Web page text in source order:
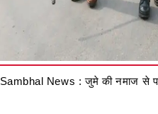
Sambhal News : जुमे की नमाज से